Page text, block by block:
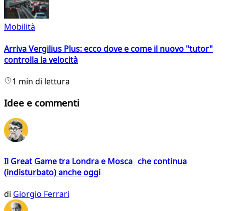
Mobilità
Arriva Vergilius Plus: ecco dove e come il nuovo "tutor"
controlla la velocità
1 min di lettura
Idee e commenti
Il Great Game tra Londra e Mosca che continua
(indisturbato) anche oggi
di Giorgio Ferrari